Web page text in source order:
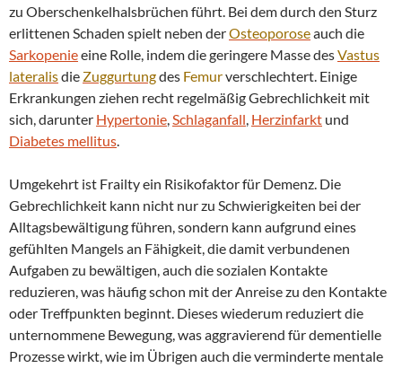
zu Oberschenkelhalsbrüchen führt. Bei dem durch den Sturz
erlittenen Schaden spielt neben derOsteoporoseauch die
Sarkopenieeine Rolle, indem die geringere Masse desVastus
lateralisdie Zuggurtungdes Femurverschlechtert. Einige
Erkrankungen ziehen recht regelmäßig Gebrechlichkeit mit
sich, darunter Hypertonie,Schlaganfall, Herzinfarkt und
Diabetes mellitus.
Umgekehrt ist Frailty ein Risikofaktor für Demenz. Die
Gebrechlichkeit kann nicht nur zu Schwierigkeiten bei der
Alltagsbewältigung führen, sondern kann aufgrund eines
gefühlten Mangels an Fähigkeit, die damit verbundenen
Aufgaben zu bewältigen, auch die sozialen Kontakte
reduzieren, was häufig schon mit der Anreise zu den Kontakte
oder Treffpunkten beginnt. Dieses wiederum reduziert die
unternommene Bewegung, was aggravierend für dementielle
Prozesse wirkt, wie im Übrigen auch die verminderte mentale